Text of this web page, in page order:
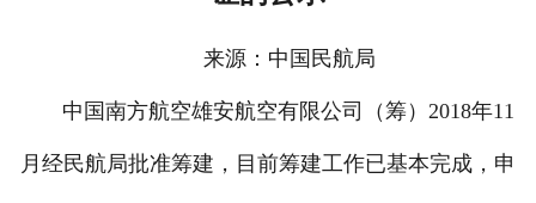
民航要闻
关于我们
来源：中国民航局
中国南方航空雄安航空有限公司（筹）2018年11
月经民航局批准筹建，目前筹建工作已基本完成，申